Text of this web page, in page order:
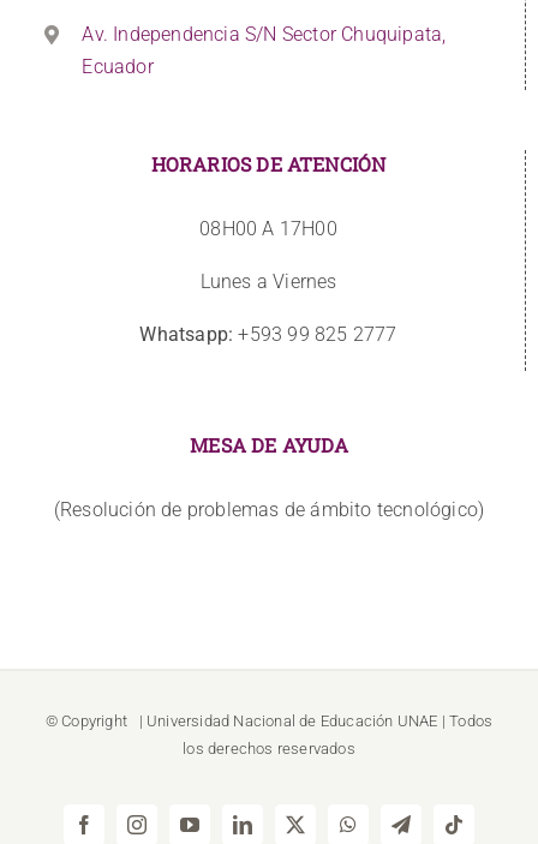
Av. Independencia S/N Sector Chuquipata,
Ecuador
HORARIOS DE ATENCIÓN
08H00 A 17H00
Lunes a Viernes
Whatsapp: +593 99 825 2777
MESA DE AYUDA
(Resolución de problemas de ámbito tecnológico)
© Copyright | Universidad Nacional de Educación UNAE | Todos
los derechos reservados
FacebookInstagramYouTubeLinkedIn
X WhatsAppTelegramTiktok